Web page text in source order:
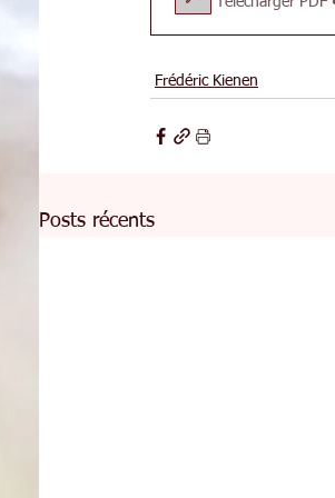
Frédéric Kienen
Posts récents